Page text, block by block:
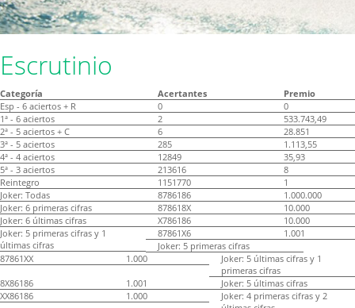
Escrutinio
Categoría Acertantes
Premio
Esp - 6 aciertos + R
0
0
1ª - 6 aciertos
2
533.743,49
2ª - 5 aciertos + C
6
28.851
3ª - 5 aciertos
285
1.113,55
4ª - 4 aciertos
12849
35,93
5ª - 3 aciertos
213616
8
Reintegro
1151770
1
Joker: Todas
8786186
1.000.000
Joker: 6 primeras cifras
878618X
10.000
Joker: 6 últimas cifras
X786186
10.000
Joker: 5 primeras cifras y 1
últimas cifras
87861X6
1.001
Joker: 5 primeras cifras
87861XX
1.000
Joker: 5 últimas cifras y 1
primeras cifras
8X86186
1.001
Joker: 5 últimas cifras
XX86186
1.000
Joker: 4 primeras cifras y 2